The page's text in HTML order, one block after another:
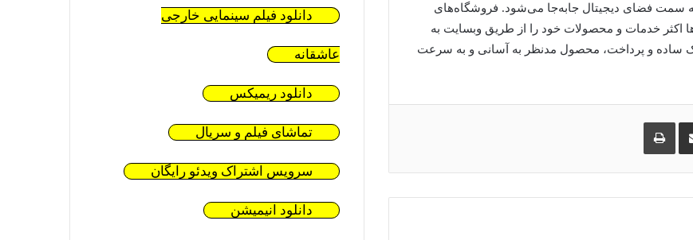
سمت فضای دیجیتال جابه‌جا می‌شود. فروشگاه‌های
اکثر خدمات و محصولات خود را از طریق وبسایت به
ساده و پرداخت، محصول مدنظر به آسانی و به سرعت
اشتراک
گذاری
ایمیل
چاپ
دانلود فیلم سینمایی خارجی
عاشقانه
دانلود ریمیکس
تماشای فیلم و سریال
سرویس اشتراک ویدئو رایگان
دانلود انیمیشن